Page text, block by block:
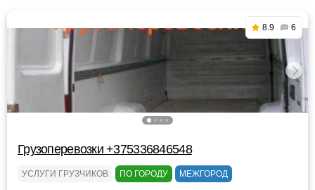
8.9 6
Грузоперевозки +375336846548
УСЛУГИ ГРУЗЧИКОВ ПО ГОРОДУ МЕЖГОРОД